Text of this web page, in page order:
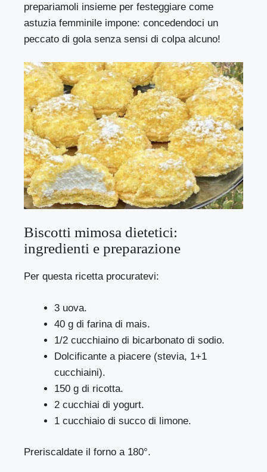
prepariamoli insieme per festeggiare come
astuzia femminile impone: concedendoci un
peccato di gola senza sensi di colpa alcuno!
Biscotti mimosa dietetici:
ingredienti e preparazione
Per questa ricetta procuratevi:
3 uova.
40 g di farina di mais.
1/2 cucchiaino di bicarbonato di sodio.
Dolcificante a piacere (stevia, 1+1
cucchiaini).
150 g di ricotta.
2 cucchiai di yogurt.
1 cucchiaio di succo di limone.
Preriscaldate il forno a 180°.